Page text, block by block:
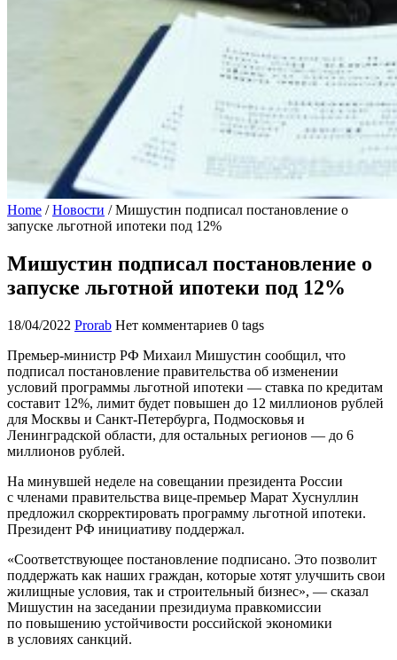
Home /Новости /Мишустин подписал постановление о
запуске льготной ипотеки под 12%
Мишустин подписал постановление о
запуске льготной ипотеки под 12%
18/04/2022 Prorab Нет комментариев 0 tags
Премьер-министр РФ Михаил Мишустин сообщил, что
подписал постановление правительства об изменении
условий программы льготной ипотеки — ставка по кредитам
составит 12%, лимит будет повышен до 12 миллионов рублей
для Москвы и Санкт-Петербурга, Подмосковья и
Ленинградской области, для остальных регионов — до 6
миллионов рублей.
На минувшей неделе на совещании президента России
с членами правительства вице-премьер Марат Хуснуллин
предложил скорректировать программу льготной ипотеки.
Президент РФ инициативу поддержал.
«Соответствующее постановление подписано. Это позволит
поддержать как наших граждан, которые хотят улучшить свои
жилищные условия, так и строительный бизнес», — сказал
Мишустин на заседании президиума правкомиссии
по повышению устойчивости российской экономики
в условиях санкций.